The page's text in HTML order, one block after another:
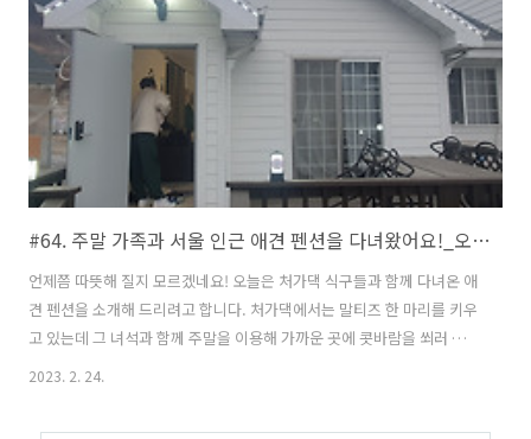
#64. 주말 가족과 서울 인근 애견 펜션을 다녀왔어요!_오늘하루펜션
언제쯤 따뜻해 질지 모르겠네요! 오늘은 처가댁 식구들과 함께 다녀온 애
견 펜션을 소개해 드리려고 합니다. 처가댁에서는 말티즈 한 마리를 키우
고 있는데 그 녀석과 함께 주말을 이용해 가까운 곳에 콧바람을 쐬러 다
녀왔습니다. 아들이 정말 댕댕이를 좋아하지만 집안 여건상 키우기는 힘
2023. 2. 24.